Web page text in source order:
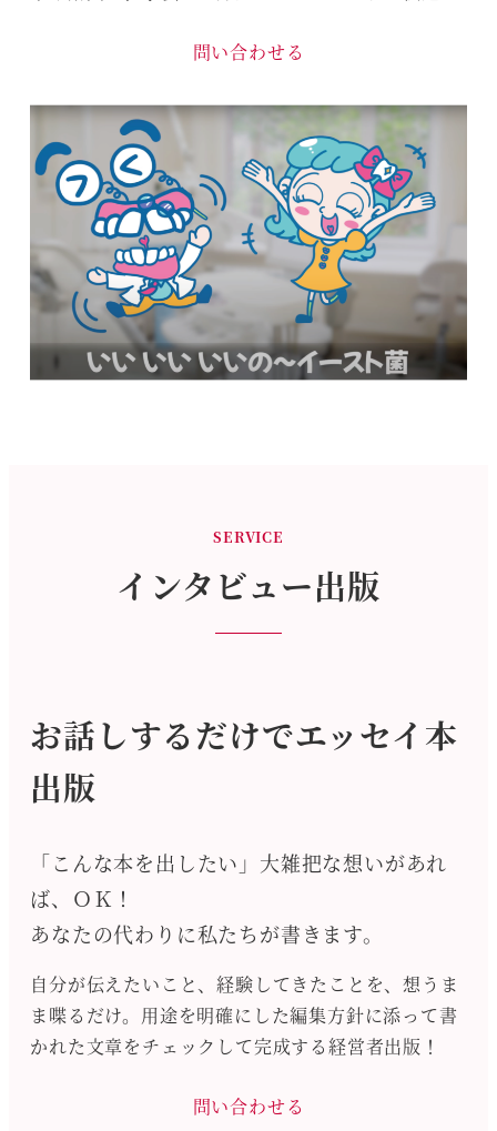
問い合わせる
SERVICE
インタビュー出版
お話しするだけでエッセイ本
出版
「こんな本を出したい」大雑把な想いがあれ
ば、ＯＫ！
あなたの代わりに私たちが書きます。
自分が伝えたいこと、経験してきたことを、想うま
ま喋るだけ。用途を明確にした編集方針に添って書
かれた文章をチェックして完成する経営者出版！
問い合わせる